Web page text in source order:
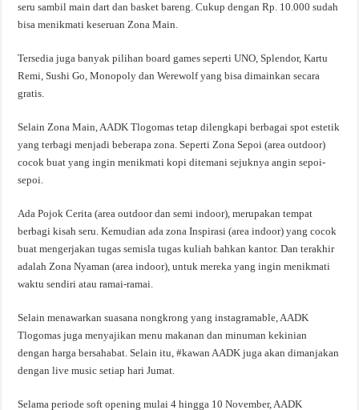
seru sambil main dart dan basket bareng. Cukup dengan Rp. 10.000 sudah
bisa menikmati keseruan Zona Main.
Tersedia juga banyak pilihan board games seperti UNO, Splendor, Kartu
Remi, Sushi Go, Monopoly dan Werewolf yang bisa dimainkan secara
gratis.
Selain Zona Main, AADK Tlogomas tetap dilengkapi berbagai spot estetik
yang terbagi menjadi beberapa zona. Seperti Zona Sepoi (area outdoor)
cocok buat yang ingin menikmati kopi ditemani sejuknya angin sepoi-
sepoi.
Ada Pojok Cerita (area outdoor dan semi indoor), merupakan tempat
berbagi kisah seru. Kemudian ada zona Inspirasi (area indoor) yang cocok
buat mengerjakan tugas semisla tugas kuliah bahkan kantor. Dan terakhir
adalah Zona Nyaman (area indoor), untuk mereka yang ingin menikmati
waktu sendiri atau ramai-ramai.
Selain menawarkan suasana nongkrong yang instagramable, AADK
Tlogomas juga menyajikan menu makanan dan minuman kekinian
dengan harga bersahabat. Selain itu, #kawan AADK juga akan dimanjakan
dengan live music setiap hari Jumat.
Selama periode soft opening mulai 4 hingga 10 November, AADK